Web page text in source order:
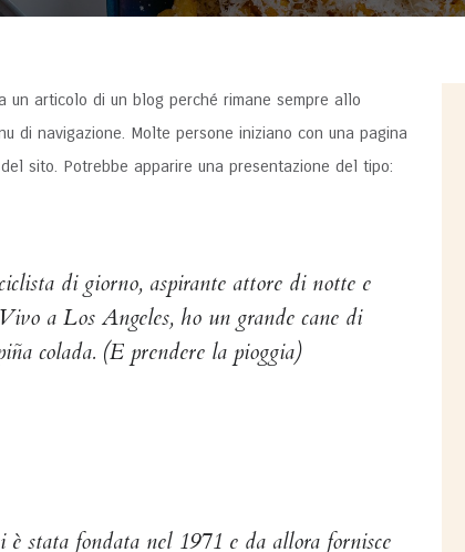
un articolo di un blog perché rimane sempre allo
di navigazione. Molte persone iniziano con una pagina
sito. Potrebbe apparire una presentazione del tipo:
di giorno, aspirante attore di notte e
a Los Angeles, ho un grande cane di
colada. (E prendere la pioggia)
stata fondata nel 1971 e da allora fornisce